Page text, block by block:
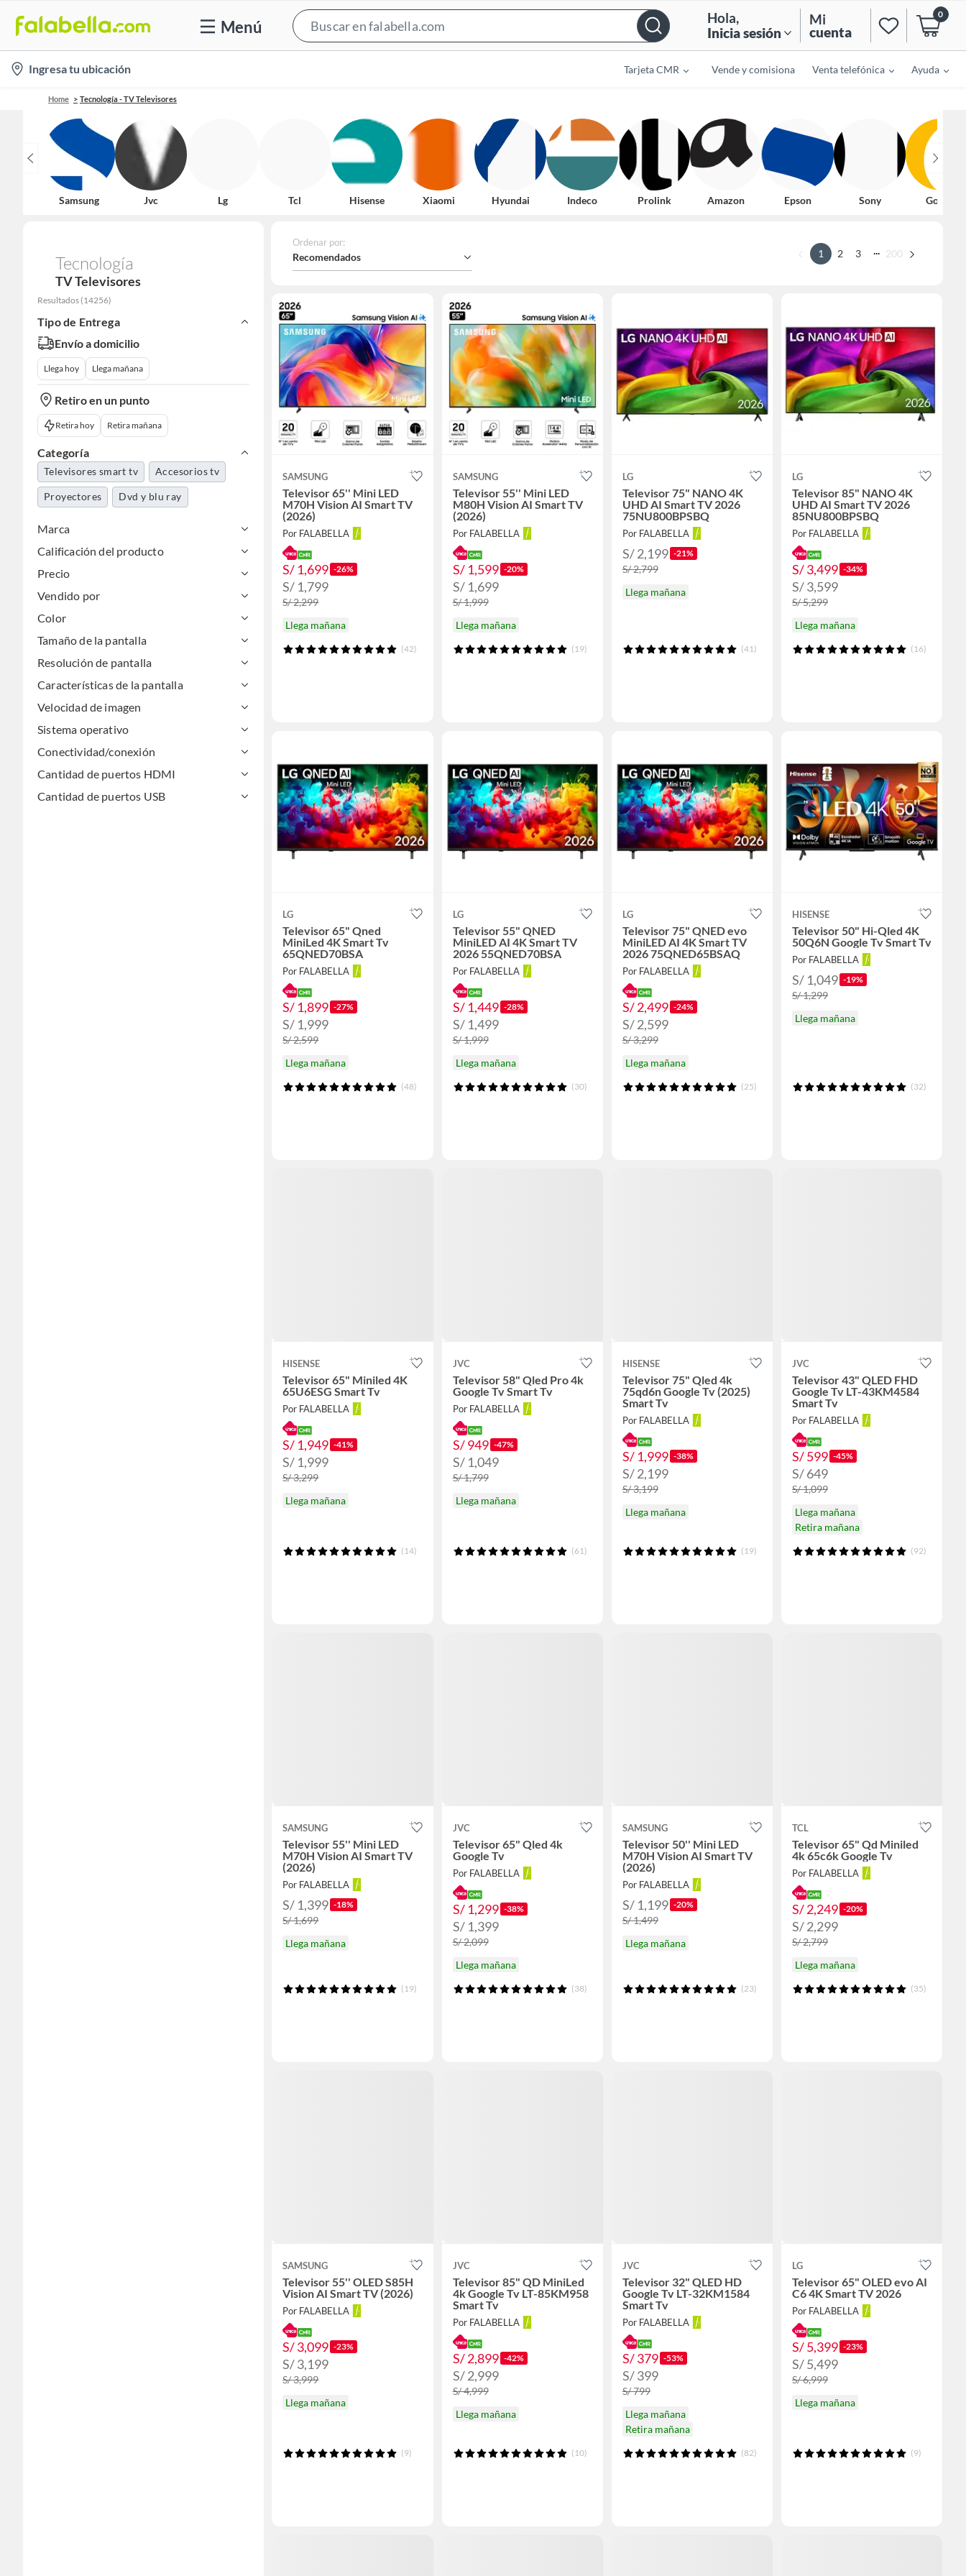
Menú
Bar
Hola,
Inicia sesión
Mi
cuenta
0
location-
icon
Ingresa tu ubicación Tarjeta CMR Vende y comisiona Venta telefónica Ayuda
Home Tecnología - TV Televisores
Samsung Jvc Lg Tcl Hisense Xiaomi Hyundai Indeco Prolink Amazon Epson Sony Google
Tecnología
TV Televisores
Resultados (14256)
Tipo de Entrega
Envío a domicilio
Llega hoy Llega mañana
Retiro en un punto
Retira hoy Retira mañana
Categoría
Televisores smart tv Accesorios tv
Proyectores Dvd y blu ray
Marca
Calificación del producto
Precio
Vendido por
Color
Tamaño de la pantalla
Resolución de pantalla
Características de la pantalla
Velocidad de imagen
Sistema operativo
Conectividad/conexión
Cantidad de puertos HDMI
Cantidad de puertos USB
Ordenar por:
Recomendados 1 2 3 ... 200
SAMSUNG
Televisor 65'' Mini LED
M70H Vision AI Smart TV
(2026)
Por FALABELLA
S/ 1,699 -26%
S/ 1,799
S/ 2,299
Llega mañana
(42)
SAMSUNG
Televisor 55'' Mini LED
M80H Vision AI Smart TV
(2026)
Por FALABELLA
S/ 1,599 -20%
S/ 1,699
S/ 1,999
Llega mañana
(19)
LG
Televisor 75" NANO 4K
UHD AI Smart TV 2026
75NU800BPSBQ
Por FALABELLA
S/ 2,199 -21%
S/ 2,799
Llega mañana
(41)
LG
Televisor 85" NANO 4K
UHD AI Smart TV 2026
85NU800BPSBQ
Por FALABELLA
S/ 3,499 -34%
S/ 3,599
S/ 5,299
Llega mañana
(16)
LG
Televisor 65" Qned
MiniLed 4K Smart Tv
65QNED70BSA
Por FALABELLA
S/ 1,899 -27%
S/ 1,999
S/ 2,599
Llega mañana
(48)
LG
Televisor 55" QNED
MiniLED AI 4K Smart TV
2026 55QNED70BSA
Por FALABELLA
S/ 1,449 -28%
S/ 1,499
S/ 1,999
Llega mañana
(30)
LG
Televisor 75" QNED evo
MiniLED AI 4K Smart TV
2026 75QNED65BSAQ
Por FALABELLA
S/ 2,499 -24%
S/ 2,599
S/ 3,299
Llega mañana
(25)
HISENSE
Televisor 50" Hi-Qled 4K
50Q6N Google Tv Smart Tv
Por FALABELLA
S/ 1,049 -19%
S/ 1,299
Llega mañana
(32)
HISENSE
Televisor 65" Miniled 4K
65U6ESG Smart Tv
Por FALABELLA
S/ 1,949 -41%
S/ 1,999
S/ 3,299
Llega mañana
(14)
JVC
Televisor 58" Qled Pro 4k
Google Tv Smart Tv
Por FALABELLA
S/ 949 -47%
S/ 1,049
S/ 1,799
Llega mañana
(61)
HISENSE
Televisor 75" Qled 4k
75qd6n Google Tv (2025)
Smart Tv
Por FALABELLA
S/ 1,999 -38%
S/ 2,199
S/ 3,199
Llega mañana
(19)
JVC
Televisor 43" QLED FHD
Google Tv LT-43KM4584
Smart Tv
Por FALABELLA
S/ 599 -45%
S/ 649
S/ 1,099
Llega mañana
Retira mañana
(92)
SAMSUNG
Televisor 55'' Mini LED
M70H Vision AI Smart TV
(2026)
Por FALABELLA
S/ 1,399 -18%
S/ 1,699
Llega mañana
(19)
JVC
Televisor 65" Qled 4k
Google Tv
Por FALABELLA
S/ 1,299 -38%
S/ 1,399
S/ 2,099
Llega mañana
(38)
SAMSUNG
Televisor 50'' Mini LED
M70H Vision AI Smart TV
(2026)
Por FALABELLA
S/ 1,199 -20%
S/ 1,499
Llega mañana
(23)
TCL
Televisor 65" Qd Miniled
4k 65c6k Google Tv
Por FALABELLA
S/ 2,249 -20%
S/ 2,299
S/ 2,799
Llega mañana
(35)
SAMSUNG
Televisor 55'' OLED S85H
Vision AI Smart TV (2026)
Por FALABELLA
S/ 3,099 -23%
S/ 3,199
S/ 3,999
Llega mañana
(9)
JVC
Televisor 85" QD MiniLed
4k Google Tv LT-85KM958
Smart Tv
Por FALABELLA
S/ 2,899 -42%
S/ 2,999
S/ 4,999
Llega mañana
(10)
JVC
Televisor 32" QLED HD
Google Tv LT-32KM1584
Smart Tv
Por FALABELLA
S/ 379 -53%
S/ 399
S/ 799
Llega mañana
Retira mañana
(82)
LG
Televisor 65" OLED evo AI
C6 4K Smart TV 2026
Por FALABELLA
S/ 5,399 -23%
S/ 5,499
S/ 6,999
Llega mañana
(9)